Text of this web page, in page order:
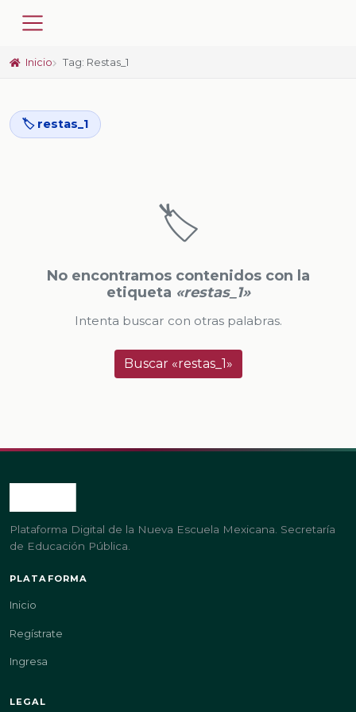
Inicio Tag: Restas_1
🏷️ restas_1
🏷️
No encontramos contenidos con la
etiqueta «restas_1»
Intenta buscar con otras palabras.
Buscar «restas_1»
Plataforma Digital de la Nueva Escuela Mexicana. Secretaría
de Educación Pública.
PLATAFORMA
Inicio
Regístrate
Ingresa
LEGAL